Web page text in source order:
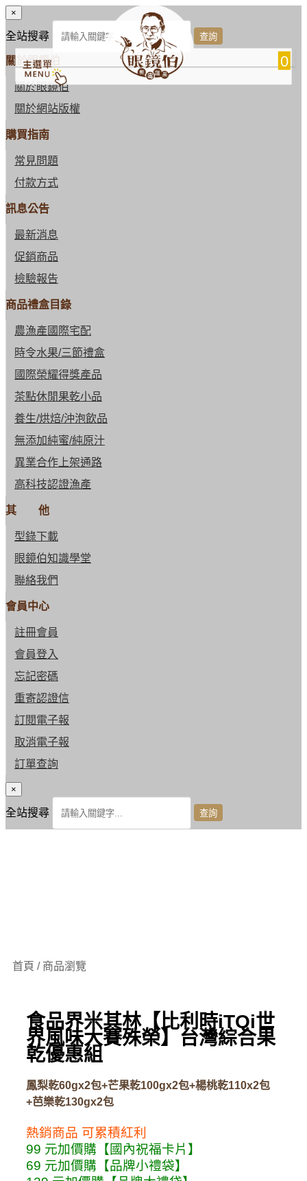
0
×
全站搜尋
關於眼鏡伯
關於眼鏡伯
關於網站版權
購買指南
常見問題
付款方式
訊息公告
最新消息
促銷商品
檢驗報告
商品禮盒目錄
農漁產國際宅配
時令水果/三節禮盒
國際榮耀得獎產品
茶點休閒果乾小品
養生/烘焙/沖泡飲品
無添加純蜜/純原汁
異業合作上架通路
高科技認證漁產
其 他
型錄下載
眼鏡伯知識學堂
聯絡我們
會員中心
註冊會員
會員登入
忘記密碼
重寄認證信
訂閱電子報
取消電子報
訂單查詢
×
全站搜尋
首頁 / 商品瀏覽
食品界米其林【比利時iTQi世
界風味大賽殊榮】台灣綜合果
乾優惠組
鳳梨乾60gx2包+芒果乾100gx2包+楊桃乾110x2包
+芭樂乾130gx2包
熱銷商品 可累積紅利
99 元加價購【國內祝福卡片】
69 元加價購【品牌小禮袋】